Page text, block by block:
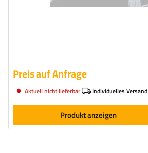
Preis auf Anfrage
Aktuell nicht lieferbar Individuelles Versand
Produkt anzeigen